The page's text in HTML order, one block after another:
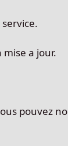
a jour.
pouvez